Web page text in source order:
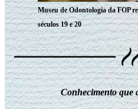
Museu de Odontologia da FOP
séculos 19 e 20
Conhecimento que